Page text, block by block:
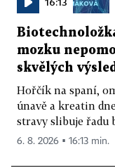
mozku
skvělých
Hořčík na spaní,
únavě a kreatin
stravy slibuje řadu
6. 8. 2026 ▪ 16:13 min.